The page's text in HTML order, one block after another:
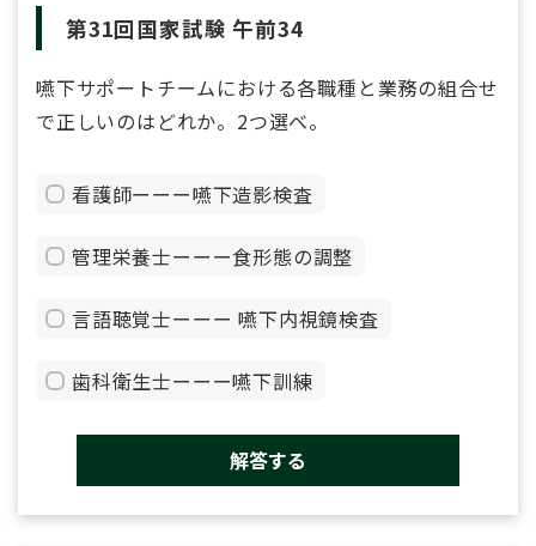
第31回国家試験 午前34
嚥下サポートチームにおける各職種と業務の組合せ
で正しいのはどれか。2つ選べ。
看護師ーーー嚥下造影検査
管理栄養士ーーー食形態の調整
言語聴覚士ーーー 嚥下内視鏡検査
歯科衛生士ーーー嚥下訓練
解答する